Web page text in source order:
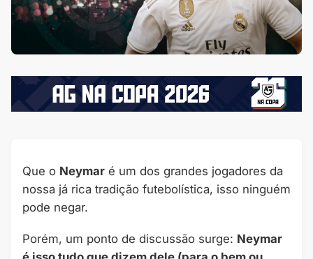
Que o Neymar é um dos grandes jogadores da
nossa já rica tradição futebolística, isso ninguém
pode negar.
Porém, um ponto de discussão surge: Neymar